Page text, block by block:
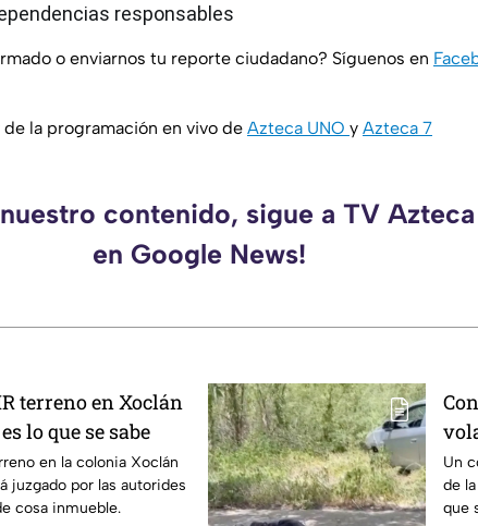
responsables
o enviarnos tu reporte ciudadano? Síguenos en
la programación en vivo de Azteca UNO y Azteca 7
contenido, sigue a TV
en Google News!
terreno en Xoclán
lo que se sabe
en la colonia Xoclán
juzgado por las autorides
cosa inmueble.
Un
de
que